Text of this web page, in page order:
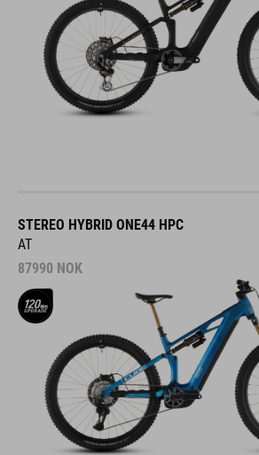
STEREO HYBRID ONE44 HPC
AT
87990 NOK